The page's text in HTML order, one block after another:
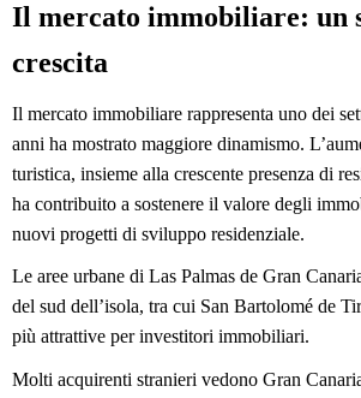
Il mercato immobiliare: un
crescita
Il mercato immobiliare rappresenta uno dei
anni ha mostrato maggiore dinamismo.
turistica, insieme alla crescente presenza di
ha contribuito a sostenere il valore degli
nuovi progetti di sviluppo residenziale.
Le aree urbane di Las Palmas de Gran
del sud dell’isola, tra cui San Bartolomé de
più attrattive per investitori immobiliari.
Molti acquirenti stranieri vedono Gran